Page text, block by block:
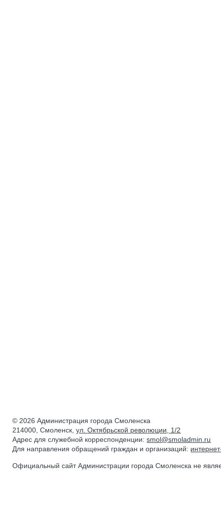
© 2026 Администрация города Смоленска
214000, Смоленск,ул. Октябрьской революции, 1/2
Адрес для служебной корреспонденции:smol@smoladmin.ru
Для направления обращений граждан и организаций:
Официальный сайт Администрации города Смоленска не